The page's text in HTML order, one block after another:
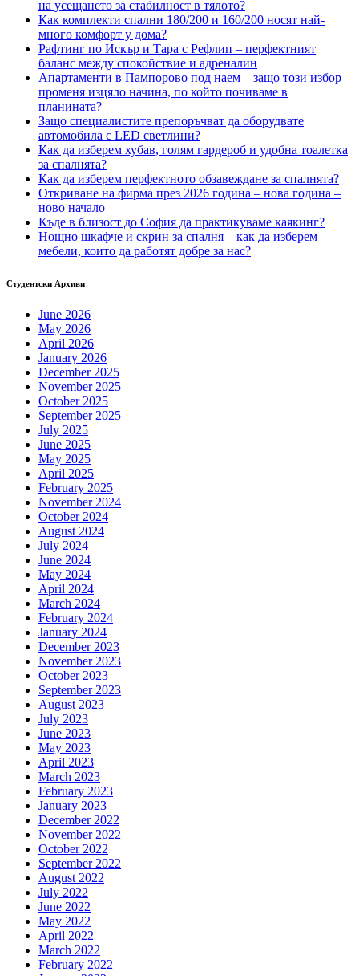
на усещането за стабилност в тялото?
Как комплекти спални 180/200 и 160/200 носят най-
много комфорт у дома?
Рафтинг по Искър и Тара с Рефлип – перфектният
баланс между спокойствие и адреналин
Апартаменти в Пампорово под наем – защо този избор
променя изцяло начина, по който почиваме в
планината?
Защо специалистите препоръчват да оборудвате
автомобила с LED светлини?
Как да изберем хубав, голям гардероб и удобна тоалетка
за спалнята?
Как да изберем перфектното обзавеждане за спалнята?
Откриване на фирма през 2026 година – нова година –
ново начало
Къде в близост до София да практикуваме каякинг?
Нощно шкафче и скрин за спалня – как да изберем
мебели, които да работят добре за нас?
Студентски Архиви
June 2026
May 2026
April 2026
January 2026
December 2025
November 2025
October 2025
September 2025
July 2025
June 2025
May 2025
April 2025
February 2025
November 2024
October 2024
August 2024
July 2024
June 2024
May 2024
April 2024
March 2024
February 2024
January 2024
December 2023
November 2023
October 2023
September 2023
August 2023
July 2023
June 2023
May 2023
April 2023
March 2023
February 2023
January 2023
December 2022
November 2022
October 2022
September 2022
August 2022
July 2022
June 2022
May 2022
April 2022
March 2022
February 2022